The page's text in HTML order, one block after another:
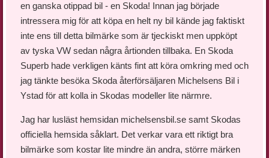
en ganska otippad bil - en Skoda! Innan jag började
intressera mig för att köpa en helt ny bil kände jag faktiskt
inte ens till detta bilmärke som är tjeckiskt men uppköpt
av tyska VW sedan några årtionden tillbaka. En Skoda
Superb hade verkligen känts fint att köra omkring med och
jag tänkte besöka Skoda återförsäljaren Michelsens Bil i
Ystad för att kolla in Skodas modeller lite närmre.
Jag har lusläst hemsidan michelsensbil.se samt Skodas
officiella hemsida såklart. Det verkar vara ett riktigt bra
bilmärke som kostar lite mindre än andra, större märken